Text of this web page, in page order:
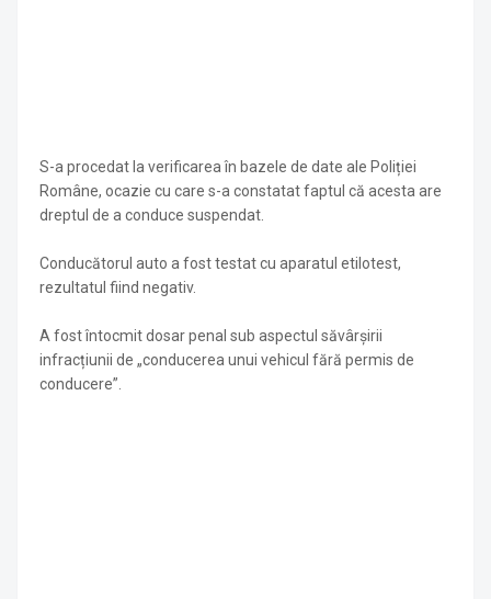
S-a procedat la verificarea în bazele de date ale Poliției
Române, ocazie cu care s-a constatat faptul că acesta are
dreptul de a conduce suspendat.
Conducătorul auto a fost testat cu aparatul etilotest,
rezultatul fiind negativ.
A fost întocmit dosar penal sub aspectul săvârșirii
infracțiunii de „conducerea unui vehicul fără permis de
conducere”.